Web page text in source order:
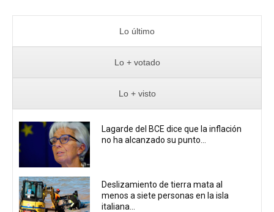
Lo último
Lo + votado
Lo + visto
Lagarde del BCE dice que la inflación
no ha alcanzado su punto...
Deslizamiento de tierra mata al
menos a siete personas en la isla
italiana...